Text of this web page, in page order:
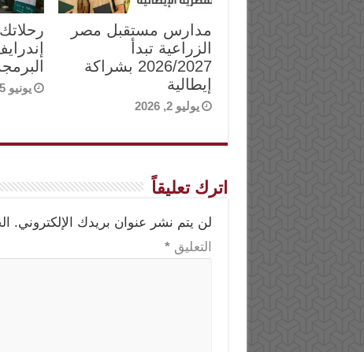
مدارس مستقبل مصر
الزراعية تبدأ
2026/2027 بشراكة
إيطالية
يوليو 2, 2026
يونيو 25, 2026
اترك تعليقاً
لن يتم نشر عنوان بريدك الإلكتروني.
التعليق*